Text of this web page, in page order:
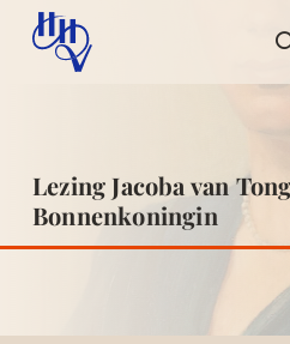
Lezing Jacoba van
Bonnenkoningin